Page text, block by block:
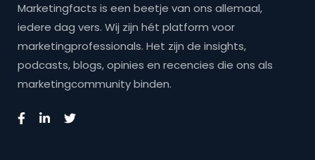
Marketingfacts is een beetje van ons allemaal,
iedere dag vers. Wij zijn hét platform voor
marketingprofessionals. Het zijn de insights,
podcasts, blogs, opinies en recencies die ons als
marketingcommunity binden.